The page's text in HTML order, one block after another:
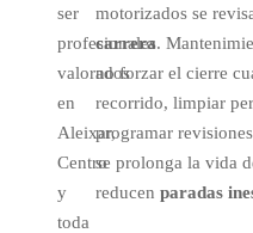
ser
profesionales
valorados
en
Aleixar,
Centro
y
toda
motorizados se
carrera.
no forzar el cierre
recorrido, limpiar
programar
se prolonga la vida
reducen paradas